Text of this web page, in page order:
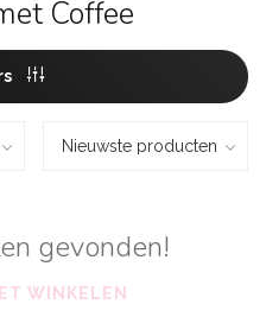
Coffee
gevonden!
WINKELEN